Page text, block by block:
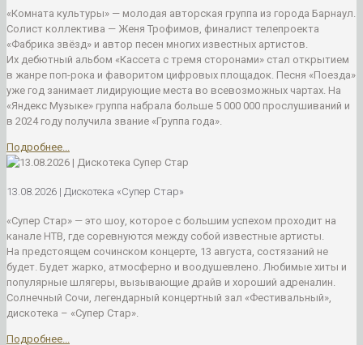
«Комната культуры» — молодая авторская группа из города Барнаул.
Солист коллектива — Женя Трофимов, финалист телепроекта
«Фабрика звёзд» и автор песен многих известных артистов.
Их дебютный альбом «Кассета с тремя сторонами» стал открытием
в жанре поп-рока и фаворитом цифровых площадок. Песня «Поезда»
уже год занимает лидирующие места во всевозможных чартах. На
«Яндекс Музыке» группа набрала больше 5 000 000 прослушиваний и
в 2024 году получила звание «Группа года».
Подробнее...
13.08.2026 | Дискотека «Супер Стар»
«Супер Стар» — это шоу, которое с большим успехом проходит на
канале НТВ, где соревнуются между собой известные артисты.
На предстоящем сочинском концерте, 13 августа, состязаний не
будет. Будет жарко, атмосферно и воодушевлено. Любимые хиты и
популярные шлягеры, вызывающие драйв и хороший адреналин.
Солнечный Сочи, легендарный концертный зал «Фестивальный»,
дискотека – «Супер Стар».
Подробнее...